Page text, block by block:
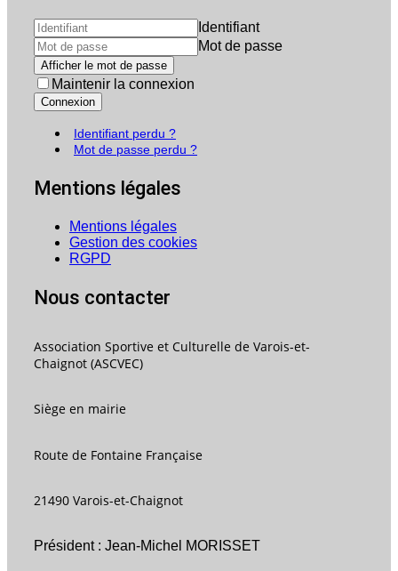
Identifiant
Mot de passe
Afficher le mot de passe
Maintenir la connexion
Connexion
Identifiant perdu ?
Mot de passe perdu ?
Mentions légales
Mentions légales
Gestion des cookies
RGPD
Nous contacter
Association Sportive et Culturelle de Varois-et-
Chaignot (ASCVEC)
Siège en mairie
Route de Fontaine Française
21490 Varois-et-Chaignot
Président : Jean-Michel MORISSET